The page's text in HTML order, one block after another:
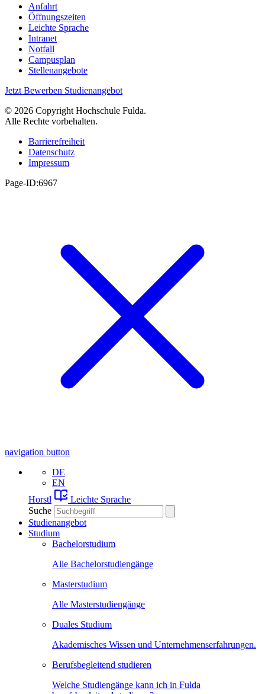
Anfahrt
Öffnungszeiten
Leichte Sprache
Intranet
Notfall
Campusplan
Stellenangebote
Jetzt Bewerben Studienangebot
© 2026 Copyright Hochschule Fulda.
Alle Rechte vorbehalten.
Barrierefreiheit
Datenschutz
Impressum
Page-ID:6967
navigation button
DE
EN
Horstl
Leichte Sprache
Suche
Studienangebot
Studium
Bachelorstudium
Alle Bachelorstudiengänge
Masterstudium
Alle Masterstudiengänge
Duales Studium
Akademisches Wissen und Unternehmenserfahrungen.
Berufsbegleitend studieren
Welche Studiengänge kann ich in Fulda